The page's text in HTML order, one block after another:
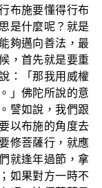
布施要懂得行布
是什麼呢？就是
夠邁向善法，最
，首先就是要重
：「那我用威權
」佛陀所說的意
譬如說，我們跟
以布施的角度去
修菩薩行，就應
就逢年過節，拿
如果對方一時不